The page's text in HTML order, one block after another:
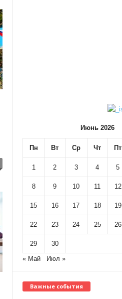
Июнь 2026
Пн Вт Ср Чт Пт
1 2 3 4 5
8 9 10 11 12
15 16 17 18 19
22 23 24 25 26
29
30
« Май
Июл »
Важные события